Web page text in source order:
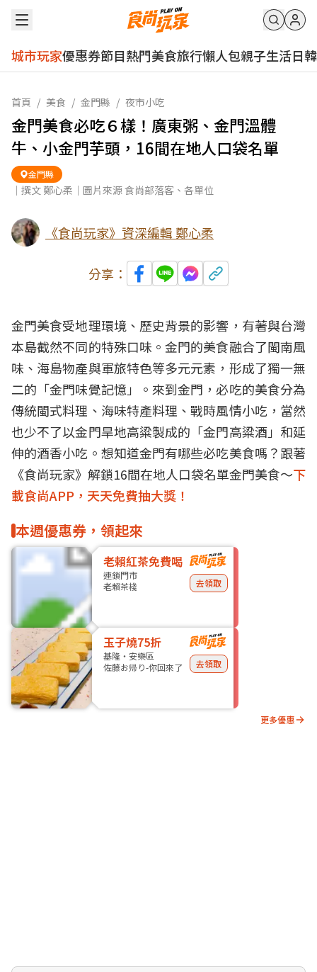
城市玩家優惠券節目熱門美食旅行懶人包親子生活日韓
首頁 / 美食 / 金門縣 / 夜市小吃
金門美食必吃６樣！廣東粥、金門溫體
牛、小金門芋頭，16間在地人口袋名單
金門縣
｜撰文 鄭心柔｜圖片來源 食尚部落客、各單位
《食尚玩家》資深編輯 鄭心柔
分享：
金門美食受地理環境、歷史背景的影響，有著與台灣
本島截然不同的特殊口味。金門的美食融合了閩南風
味、海島物產與軍旅特色等多元元素，形成了獨一無
二的「金門味覺記憶」。來到金門，必吃的美食分為
傳統閩式料理、海味特產料理、戰時風情小吃，當然
也少不了以金門旱地高粱製成的「金門高粱酒」和延
伸的酒香小吃。想知道金門有哪些必吃美食嗎？跟著
《食尚玩家》解鎖16間在地人口袋名單金門美食～下
載食尚APP，天天免費抽大獎！
本週優惠券，領起來
老賴紅茶免費喝
連鎖門市
老賴茶棧
去領取
玉子燒75折
基隆・安樂區
佐藤お帰り-你回來了
去領取
更多優惠